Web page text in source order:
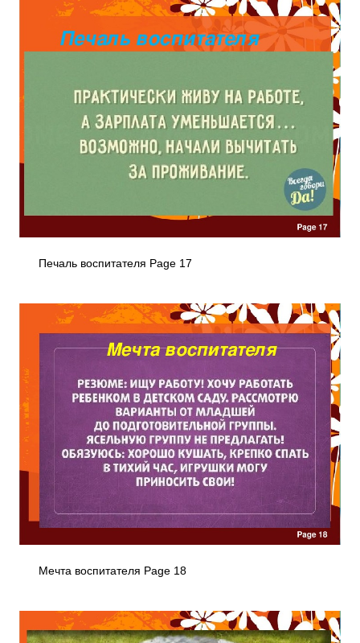
Печаль воспитателя Page 17
Мечта воспитателя Page 18